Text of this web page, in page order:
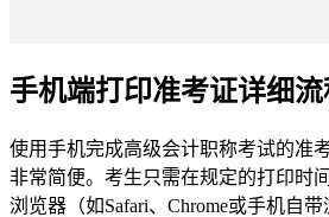
手机端打印准考证详细流
使用手机完成高级会计职称考试的准
非常简便。考生只需在规定的打印时
浏览器（如Safari、Chrome或手机自